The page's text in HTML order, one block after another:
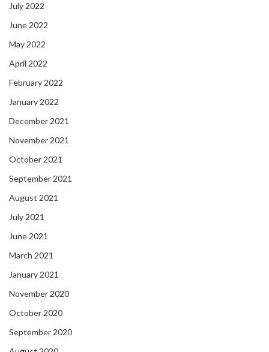
July 2022
June 2022
May 2022
April 2022
February 2022
January 2022
December 2021
November 2021
October 2021
September 2021
August 2021
July 2021
June 2021
March 2021
January 2021
November 2020
October 2020
September 2020